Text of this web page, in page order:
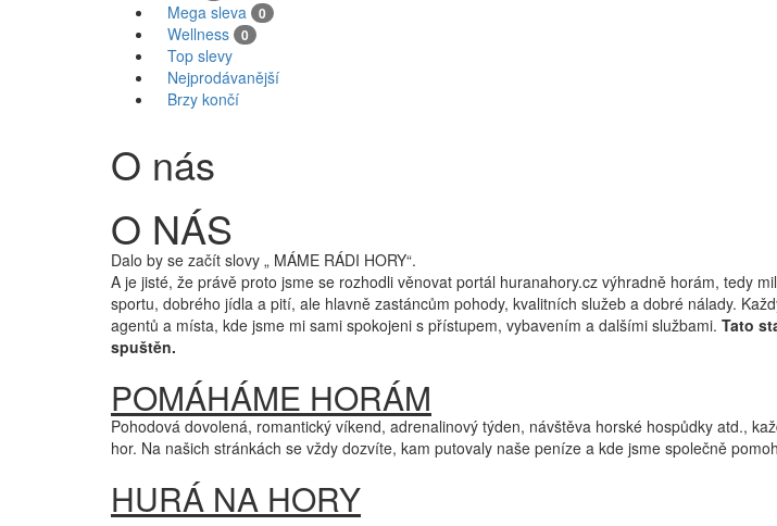
Mega sleva 0
Wellness 0
Top slevy
Nejprodávanější
Brzy končí
O nás
O NÁS
Dalo by se začít slovy „ MÁME RÁDI HORY“.
A je jisté, že právě proto jsme se rozhodli věnovat portál huranahory.cz výhradně horám, tedy
sportu, dobrého jídla a pití, ale hlavně zastáncům pohody, kvalitních služeb a dobré nálady.
agentů a místa, kde jsme mi sami spokojeni s přístupem, vybavením a dalšími službami. Tato
spuštěn.
POMÁHÁME HORÁM
Pohodová dovolená, romantický víkend, adrenalinový týden, návštěva horské hospůdky atd.,
hor. Na našich stránkách se vždy dozvíte, kam putovaly naše peníze a kde jsme společně
HURÁ NA HORY